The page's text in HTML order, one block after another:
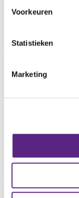
Voorkeuren
Statistieken
Marketing
Wilt u een rondleiding
Neem tijdens
Bel buiten